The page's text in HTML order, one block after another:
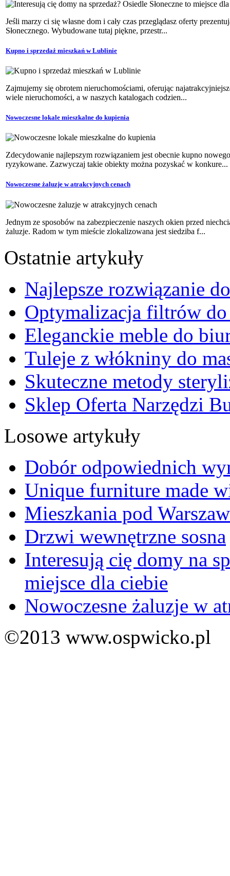
Jeśli marzy ci się własne dom i cały czas przeglądasz oferty
Słonecznego. Wybudowane tutaj piękne, przestr...
Kupno i sprzedaż mieszkań w Lublinie
Zajmujemy się obrotem nieruchomościami, oferując
wiele nieruchomości, a w naszych katalogach codzien...
Nowoczesne lokale mieszkalne do kupienia
Zdecydowanie najlepszym rozwiązaniem jest obecnie kupno
ryzykowane. Zazwyczaj takie obiekty można pozyskać w konkure...
Nowoczesne żaluzje w atrakcyjnych cenach
Jednym ze sposobów na zabezpieczenie naszych okien przed
żaluzje. Radom w tym mieście zlokalizowana jest siedziba f...
Ostatnie artykuły
Najlepsze rozwiązanie
Optymalizacja filtrów do
Eleganckie meble do
Tuleje z włókniny do
Skuteczne metody
Sklep Oferta Narzędzi
Losowe artykuły
Dobór odpowiednich
Unique furniture made
Mieszkania pod
Drzwi wewnętrzne sosna
Interesują cię domy na
miejsce dla ciebie
Nowoczesne żaluzje w
©2013 www.ospwicko.pl